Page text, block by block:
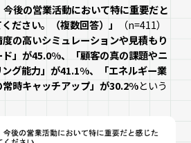
今後の営業活動において特に重要だと
ださい。（複数回答）」
（n=411）
度の高いシミュレーションや見積もり
」が45.0%、「顧客の真の課題やニ
グ能力」が41.1%、「エネルギー業
時キャッチアップ」が30.2%という